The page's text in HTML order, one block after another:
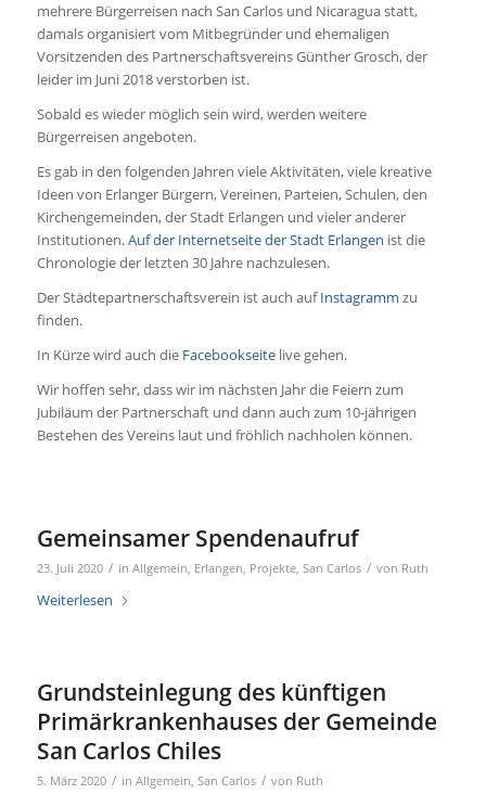
mehrere Bürgerreisen nach San Carlos und Nicaragua statt,
damals organisiert vom Mitbegründer und ehemaligen
Vorsitzenden des Partnerschaftsvereins Günther Grosch, der
leider im Juni 2018 verstorben ist.
Sobald es wieder möglich sein wird, werden weitere
Bürgerreisen angeboten.
Es gab in den folgenden Jahren viele Aktivitäten, viele kreative
Ideen von Erlanger Bürgern, Vereinen, Parteien, Schulen, den
Kirchengemeinden, der Stadt Erlangen und vieler anderer
Institutionen.Auf der Internetseite der Stadt Erlangen ist die
Chronologie der letzten 30 Jahre nachzulesen.
Der Städtepartnerschaftsverein ist auch aufInstagramm zu
finden.
In Kürze wird auch dieFacebookseite live gehen.
Wir hoffen sehr, dass wir im nächsten Jahr die Feiern zum
Jubiläum der Partnerschaft und dann auch zum 10-jährigen
Bestehen des Vereins laut und fröhlich nachholen können.
Gemeinsamer Spendenaufruf
23. Juli 2020 / in Allgemein, Erlangen, Projekte, San Carlos / von Ruth
Weiterlesen
Grundsteinlegung des künftigen
Primärkrankenhauses der Gemeinde
San Carlos Chiles
5. März 2020 / in Allgemein, San Carlos / von Ruth